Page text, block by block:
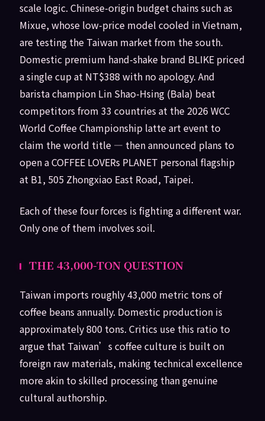
scale logic. Chinese-origin budget chains such as
Mixue, whose low-price model cooled in Vietnam,
are testing the Taiwan market from the south.
Domestic premium hand-shake brand BLIKE priced
a single cup at NT$388 with no apology. And
barista champion Lin Shao-Hsing (Bala) beat
competitors from 33 countries at the 2026 WCC
World Coffee Championship latte art event to
claim the world title — then announced plans to
open a COFFEE LOVERs PLANET personal flagship
at B1, 505 Zhongxiao East Road, Taipei.
Each of these four forces is fighting a different war.
Only one of them involves soil.
THE 43,000-TON QUESTION
Taiwan imports roughly 43,000 metric tons of
coffee beans annually. Domestic production is
approximately 800 tons. Critics use this ratio to
argue that Taiwan’s coffee culture is built on
foreign raw materials, making technical excellence
more akin to skilled processing than genuine
cultural authorship.